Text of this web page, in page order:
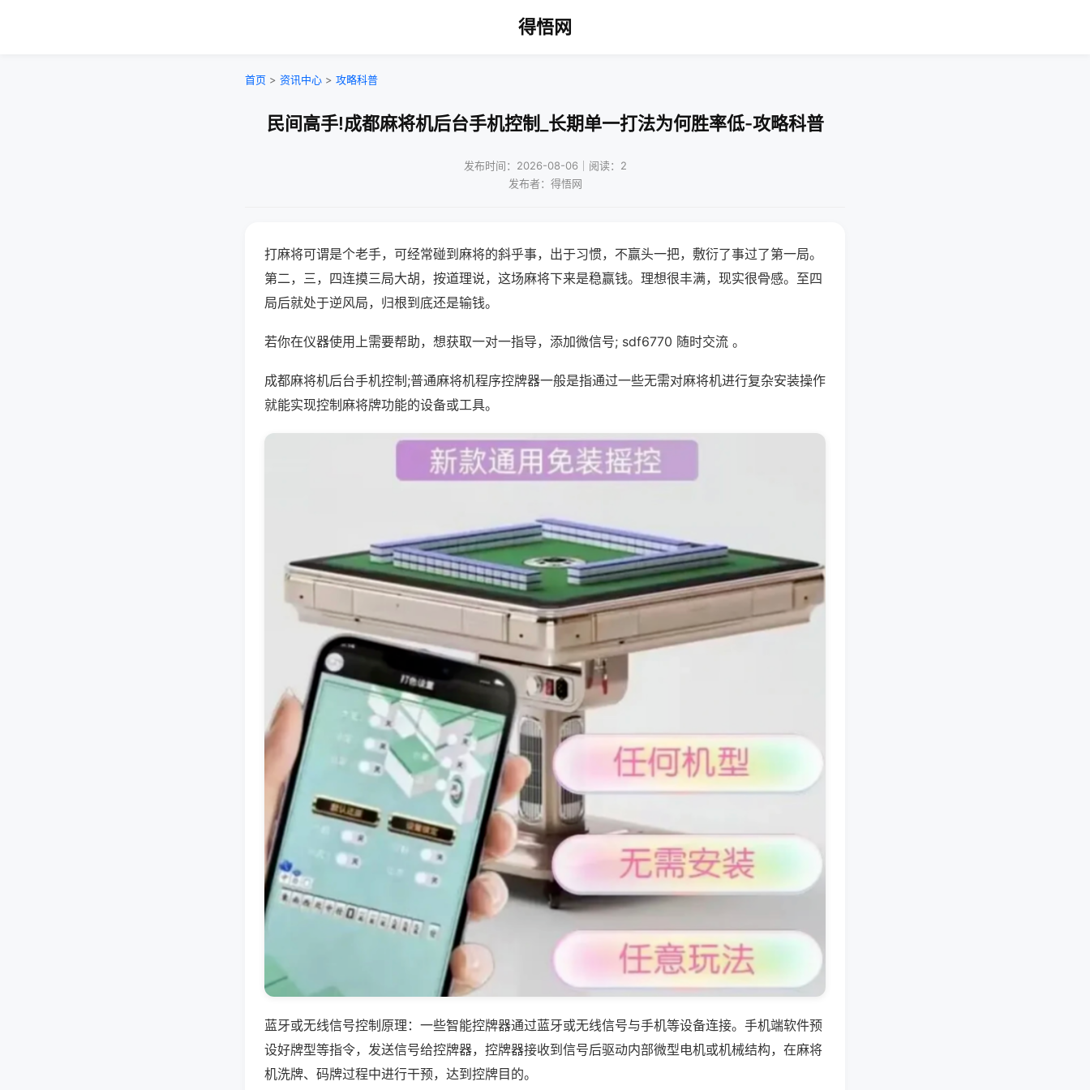
得悟网
首页 > 资讯中心 > 攻略科普
民间高手!成都麻将机后台手机控制_长期单一打法为何胜率低-攻略科普
发布时间：2026-08-06｜阅读：2
发布者：得悟网
打麻将可谓是个老手，可经常碰到麻将的斜乎事，出于习惯，不赢头一把，敷衍了事过了第一局。
第二，三，四连摸三局大胡，按道理说，这场麻将下来是稳赢钱。理想很丰满，现实很骨感。至四
局后就处于逆风局，归根到底还是输钱。
若你在仪器使用上需要帮助，想获取一对一指导，添加微信号; sdf6770 随时交流 。
成都麻将机后台手机控制;普通麻将机程序控牌器一般是指通过一些无需对麻将机进行复杂安装操作
就能实现控制麻将牌功能的设备或工具。
蓝牙或无线信号控制原理：一些智能控牌器通过蓝牙或无线信号与手机等设备连接。手机端软件预
设好牌型等指令，发送信号给控牌器，控牌器接收到信号后驱动内部微型电机或机械结构，在麻将
机洗牌、码牌过程中进行干预，达到控牌目的。